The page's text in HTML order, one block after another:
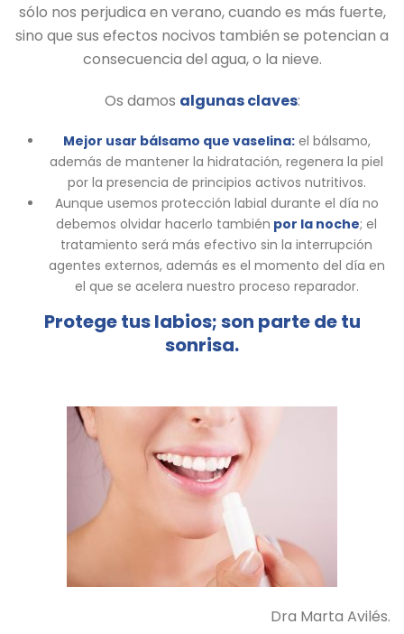
sólo nos perjudica en verano, cuando es más fuerte,
sino que sus efectos nocivos también se potencian a
consecuencia del agua, o la nieve.
Os damos algunas claves:
Mejor usar bálsamo que vaselina:el bálsamo,
además de mantener la hidratación, regenera la piel
por la presencia de principios activos nutritivos.
Aunque usemos protección labial durante el día no
debemos olvidar hacerlo también por la noche; el
tratamiento será más efectivo sin la interrupción
agentes externos, además es el momento del día en
el que se acelera nuestro proceso reparador.
Protege tus labios; son parte de tu
sonrisa.
Dra Marta Avilés.